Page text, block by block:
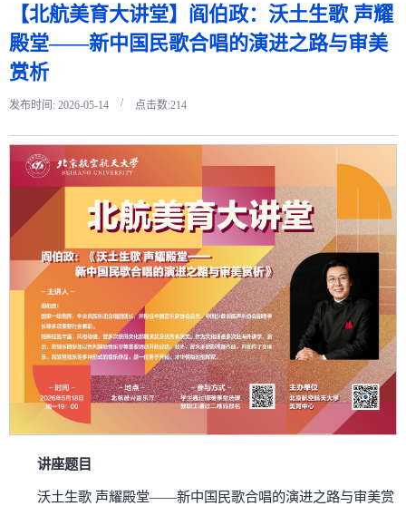
【北航美育大讲堂】阎伯政：沃土生歌 声耀
殿堂——新中国民歌合唱的演进之路与审美
赏析
发布时间: 2026-05-14 / 点击数:214
讲座题目
沃土生歌 声耀殿堂——新中国民歌合唱的演进之路与审美赏